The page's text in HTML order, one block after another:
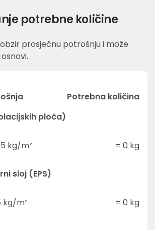
potrebne količine
prosječnu potrošnju i može
Potrebna količina
ploča)
kg/m² = 0 kg
sloj (EPS)
kg/m² = 0 kg